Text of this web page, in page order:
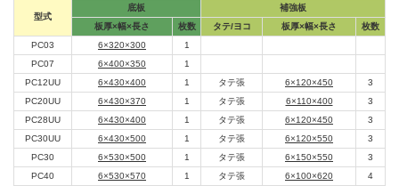
型式
底板
補強板
板厚×幅×長さ
枚数 タテ/ヨコ 板厚×幅×長さ
枚数
PC03
6×320×300
1
PC07
6×400×350
1
PC12UU
6×430×400 1 タテ張 6×120×450
3
PC20UU
6×430×370 1 タテ張 6×110×400
3
PC28UU
6×430×400 1 タテ張 6×120×450
3
PC30UU
6×430×500 1 タテ張 6×120×550
3
PC30
6×530×500 1 タテ張 6×150×550
3
PC40
6×530×570 1 タテ張 6×100×620 4